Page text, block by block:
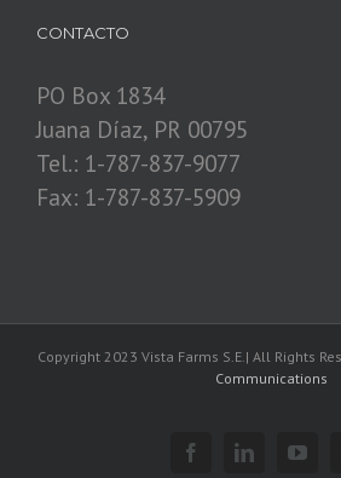
CONTACTO
PO Box 1834
Juana Díaz, PR 00795
Tel.: 1-787-837-9077
Fax: 1-787-837-5909
Copyright 2023 Vista Farms S.E.| All Rights
Communications
FacebookLinkedin